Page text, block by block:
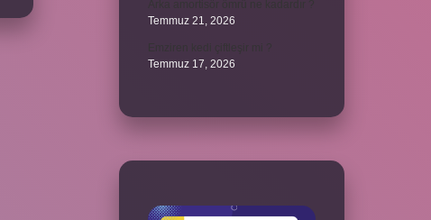
Temmuz 21, 2026
Temmuz 17, 2026